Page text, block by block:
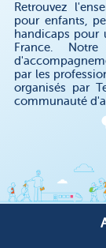
Retrouvez
pour enfants,
handicaps pour
France.
par les
organisés par
communauté